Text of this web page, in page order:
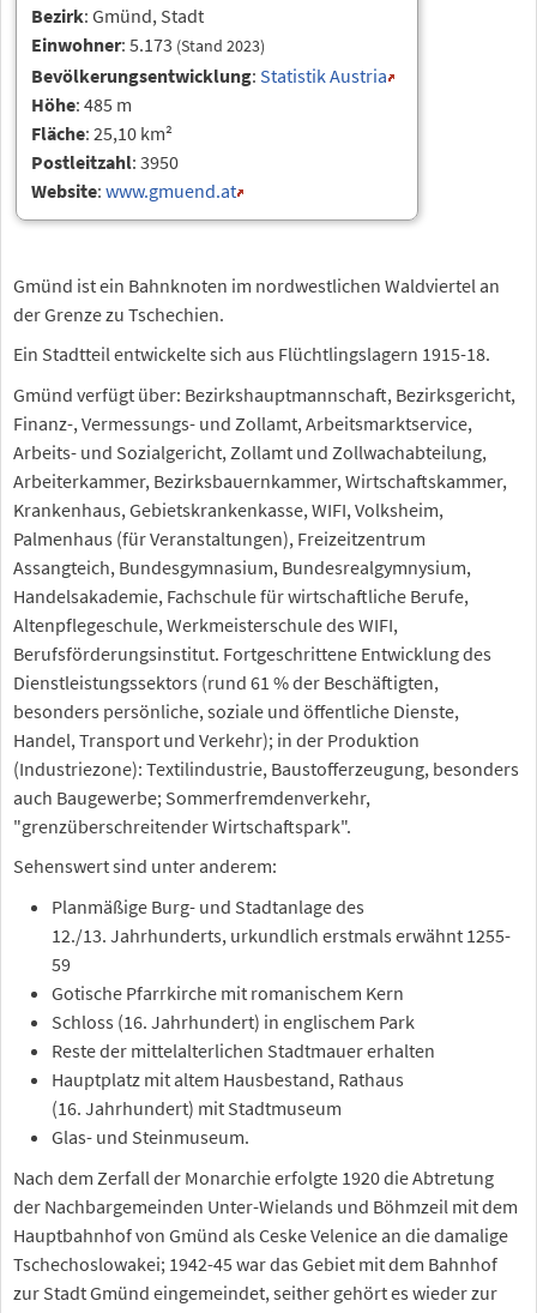
Bezirk: Gmünd, Stadt
Einwohner: 5.173 (Stand 2023)
Bevölkerungsentwicklung: Statistik Austria
Höhe: 485 m
Fläche: 25,10 km²
Postleitzahl: 3950
Website: www.gmuend.at
Gmünd ist ein Bahnknoten im nordwestlichen Waldviertel an
der Grenze zu Tschechien.
Ein Stadtteil entwickelte sich aus Flüchtlingslagern 1915-18.
Gmünd verfügt über: Bezirkshauptmannschaft, Bezirksgericht,
Finanz-, Vermessungs- und Zollamt, Arbeitsmarktservice,
Arbeits- und Sozialgericht, Zollamt und Zollwachabteilung,
Arbeiterkammer, Bezirksbauernkammer, Wirtschaftskammer,
Krankenhaus, Gebietskrankenkasse, WIFI, Volksheim,
Palmenhaus (für Veranstaltungen), Freizeitzentrum
Assangteich, Bundesgymnasium, Bundesrealgymnysium,
Handelsakademie, Fachschule für wirtschaftliche Berufe,
Altenpflegeschule, Werkmeisterschule des WIFI,
Berufsförderungsinstitut. Fortgeschrittene Entwicklung des
Dienstleistungssektors (rund 61 % der Beschäftigten,
besonders persönliche, soziale und öffentliche Dienste,
Handel, Transport und Verkehr); in der Produktion
(Industriezone): Textilindustrie, Baustofferzeugung, besonders
auch Baugewerbe; Sommerfremdenverkehr,
"grenzüberschreitender Wirtschaftspark".
Sehenswert sind unter anderem:
Planmäßige Burg- und Stadtanlage des
12./13. Jahrhunderts, urkundlich erstmals erwähnt 1255-
59
Gotische Pfarrkirche mit romanischem Kern
Schloss (16. Jahrhundert) in englischem Park
Reste der mittelalterlichen Stadtmauer erhalten
Hauptplatz mit altem Hausbestand, Rathaus
(16. Jahrhundert) mit Stadtmuseum
Glas- und Steinmuseum.
Nach dem Zerfall der Monarchie erfolgte 1920 die Abtretung
der Nachbargemeinden Unter-Wielands und Böhmzeil mit dem
Hauptbahnhof von Gmünd als Ceske Velenice an die damalige
Tschechoslowakei; 1942-45 war das Gebiet mit dem Bahnhof
zur Stadt Gmünd eingemeindet, seither gehört es wieder zur